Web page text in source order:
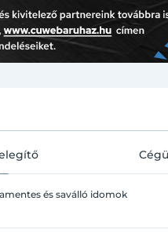
és saválló idomok